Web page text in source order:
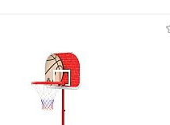
Подписаться